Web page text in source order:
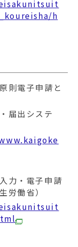
h
則電子申請と
届出システ
力・電子申請
労働省）